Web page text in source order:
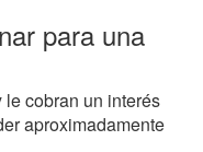
para una
cobran un interés
aproximadamente